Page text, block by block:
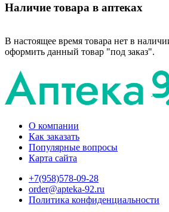
Наличие товара в аптеках
В настоящее время товара нет в
оформить данный товар "под заказ".
О компании
Как заказать
Популярные вопросы
Карта сайта
+7(958)578-09-28
order@apteka-92.ru
Политика конфиденциальности